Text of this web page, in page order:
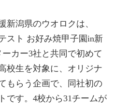
新潟県のウオロクは、
スト お好み焼甲子園in新
カー3社と共同で初めて
校生を対象に、オリジナ
もらう企画で、同社初の
です。4校から31チームが